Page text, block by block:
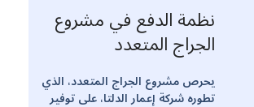
نظمة الدفع في مشروع
الجراج المتعدد
يحرص مشروع الجراج المتعدد، الذي
تطوره شركة إعمار الدلتا، على توفير